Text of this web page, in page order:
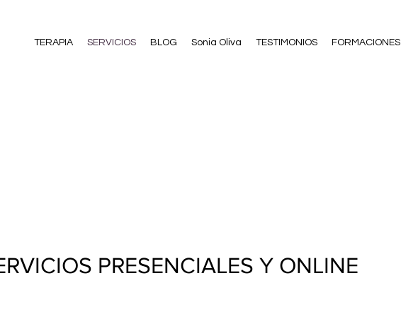
TERAPIA SERVICIOS BLOG Sonia Oliva TESTIMONIOS FORMACIONES
PRESENCIALES Y ONLINE